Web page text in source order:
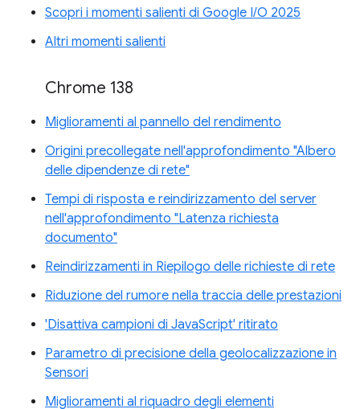
Scopri i momenti salienti di Google I/O 2025
Altri momenti salienti
Chrome 138
Miglioramenti al pannello del rendimento
Origini precollegate nell'approfondimento "Albero
delle dipendenze di rete"
Tempi di risposta e reindirizzamento del server
nell'approfondimento "Latenza richiesta
documento"
Reindirizzamenti in Riepilogo delle richieste di rete
Riduzione del rumore nella traccia delle prestazioni
'Disattiva campioni di JavaScript' ritirato
Parametro di precisione della geolocalizzazione in
Sensori
Miglioramenti al riquadro degli elementi